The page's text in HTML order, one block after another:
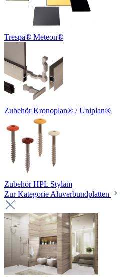
Trespa® Meteon®
Zubehör Kronoplan® / Uniplan®
Zubehör HPL Stylam
Zur Kategorie Aluverbundplatten